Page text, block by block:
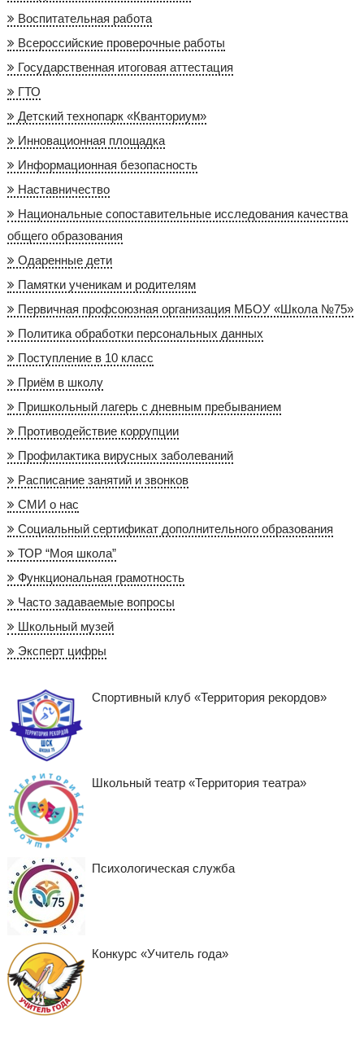
Воспитательная работа
Всероссийские проверочные работы
Государственная итоговая аттестация
ГТО
Детский технопарк «Кванториум»
Инновационная площадка
Информационная безопасность
Наставничество
Национальные сопоставительные исследования качества
общего образования
Одаренные дети
Памятки ученикам и родителям
Первичная профсоюзная организация МБОУ «Школа №75»
Политика обработки персональных данных
Поступление в 10 класс
Приём в школу
Пришкольный лагерь с дневным пребыванием
Противодействие коррупции
Профилактика вирусных заболеваний
Расписание занятий и звонков
СМИ о нас
Социальный сертификат дополнительного образования
ТОР “Моя школа”
Функциональная грамотность
Часто задаваемые вопросы
Школьный музей
Эксперт цифры
Спортивный клуб «Территория рекордов»
Школьный театр «Территория театра»
Психологическая служба
Конкурс «Учитель года»